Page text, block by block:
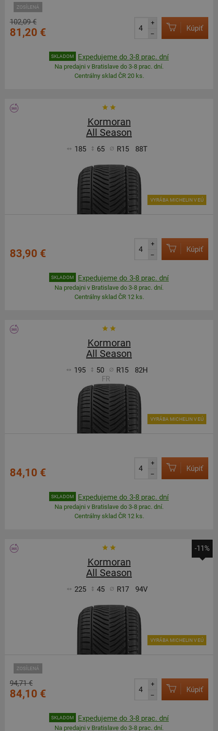
ZOSÍLENÁ
102,09 €
81,20 €
+
–
Kúpiť
SKLADOM Expedujeme do 3-8 prac. dní
Na predajni v Bratislave do 3-8 prac. dní.
Centrálny sklad ČR 20 ks.
Kormoran
All Season
185 65 R15 88T
VYRÁBA MICHELIN V EÚ
83,90 €
+
–
Kúpiť
SKLADOM Expedujeme do 3-8 prac. dní
Na predajni v Bratislave do 3-8 prac. dní.
Centrálny sklad ČR 12 ks.
Kormoran
All Season
195 50 R15
82H
FR
VYRÁBA MICHELIN V EÚ
84,10 €
+
–
Kúpiť
SKLADOM Expedujeme do 3-8 prac. dní
Na predajni v Bratislave do 3-8 prac. dní.
Centrálny sklad ČR 12 ks.
-11%
Kormoran
All Season
225 45 R17 94V
ZOSÍLENÁ
VYRÁBA MICHELIN V EÚ
94,71 €
84,10 €
+
–
Kúpiť
SKLADOM Expedujeme do 3-8 prac. dní
Na predajni v Bratislave do 3-8 prac. dní.